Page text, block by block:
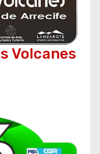
Volcanes